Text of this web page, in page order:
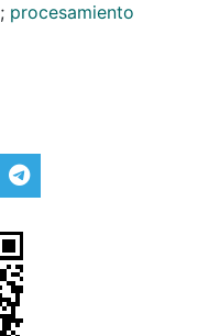
; procesamiento